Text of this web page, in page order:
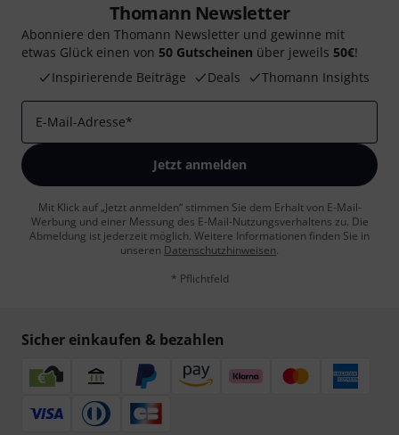
Thomann Newsletter
Abonniere den Thomann Newsletter und gewinne mit
etwas Glück einen von 50 Gutscheinen über jeweils 50€!
Inspirierende Beiträge
Deals Thomann Insights
E-Mail-Adresse*
Jetzt anmelden
Mit Klick auf „Jetzt anmelden“ stimmen Sie dem Erhalt von E-Mail-
Werbung und einer Messung des E-Mail-Nutzungsverhaltens zu. Die
Abmeldung ist jederzeit möglich. Weitere Informationen finden Sie in
unseren Datenschutzhinweisen.
* Pflichtfeld
Sicher einkaufen & bezahlen